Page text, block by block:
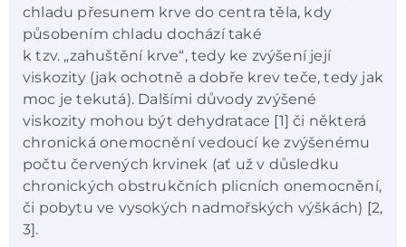
chladu přesunem krve do centra těla, kdy
působením chladu dochází také
k tzv. „zahuštění krve“, tedy ke zvýšení její
viskozity (jak ochotně a dobře krev teče, tedy jak
moc je tekutá). Dalšími důvody zvýšené
viskozity mohou být dehydratace [1] či některá
chronická onemocnění vedoucí ke zvýšenému
počtu červených krvinek (ať už v důsledku
chronických obstrukčních plicních onemocnění,
či pobytu ve vysokých nadmořských výškách) [2,
3].